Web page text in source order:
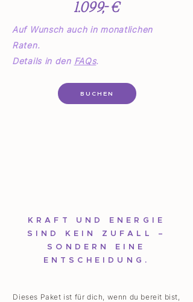
1.099,- €
Auf Wunsch auch in monatlichen
Raten.
Details in den FAQs.
BUCHEN
KRAFT UND ENERGIE
SIND KEIN ZUFALL –
SONDERN EINE
ENTSCHEIDUNG.
Dieses Paket ist für dich, wenn du bereit bist,